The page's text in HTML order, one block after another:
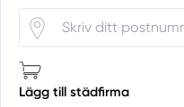
Lägg till städfirma